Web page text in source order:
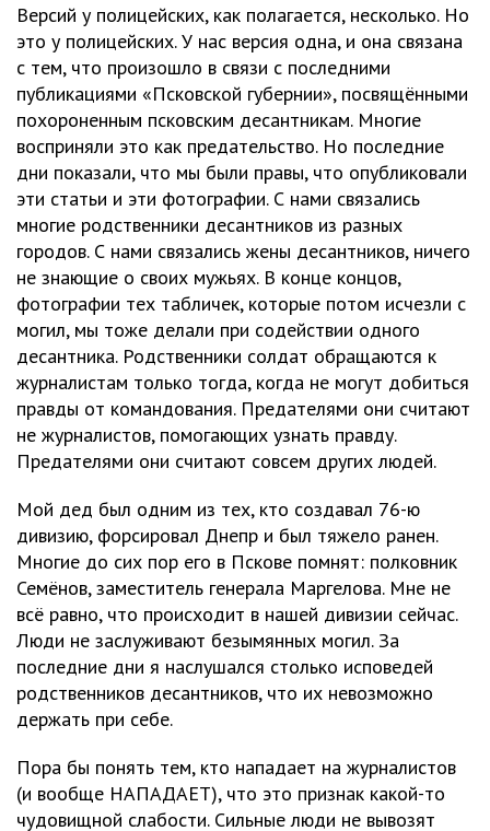
Версий у полицейских, как полагается, несколько. Но
это у полицейских. У нас версия одна, и она связана
с тем, что произошло в связи с последними
публикациями «Псковской губернии», посвящёнными
похороненным псковским десантникам. Многие
восприняли это как предательство. Но последние
дни показали, что мы были правы, что опубликовали
эти статьи и эти фотографии. С нами связались
многие родственники десантников из разных
городов. С нами связались жены десантников, ничего
не знающие о своих мужьях. В конце концов,
фотографии тех табличек, которые потом исчезли с
могил, мы тоже делали при содействии одного
десантника. Родственники солдат обращаются к
журналистам только тогда, когда не могут добиться
правды от командования. Предателями они считают
не журналистов, помогающих узнать правду.
Предателями они считают совсем других людей.
Мой дед был одним из тех, кто создавал 76-ю
дивизию, форсировал Днепр и был тяжело ранен.
Многие до сих пор его в Пскове помнят: полковник
Семёнов, заместитель генерала Маргелова. Мне не
всё равно, что происходит в нашей дивизии сейчас.
Люди не заслуживают безымянных могил. За
последние дни я наслушался столько исповедей
родственников десантников, что их невозможно
держать при себе.
Пора бы понять тем, кто нападает на журналистов
(и вообще НАПАДАЕТ), что это признак какой-то
чудовищной слабости. Сильные люди не вывозят